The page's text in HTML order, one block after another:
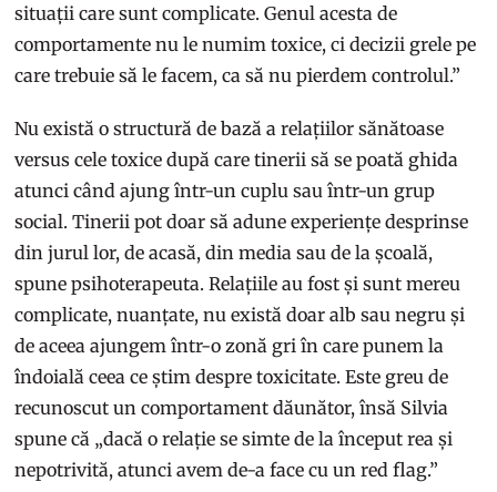
situații care sunt complicate. Genul acesta de
comportamente nu le numim toxice, ci decizii grele pe
care trebuie să le facem, ca să nu pierdem controlul.”
Nu există o structură de bază a relațiilor sănătoase
versus cele toxice după care tinerii să se poată ghida
atunci când ajung într-un cuplu sau într-un grup
social. Tinerii pot doar să adune experiențe desprinse
din jurul lor, de acasă, din media sau de la școală,
spune psihoterapeuta. Relațiile au fost și sunt mereu
complicate, nuanțate, nu există doar alb sau negru și
de aceea ajungem într-o zonă gri în care punem la
îndoială ceea ce știm despre toxicitate. Este greu de
recunoscut un comportament dăunător, însă Silvia
spune că „dacă o relație se simte de la început rea și
nepotrivită, atunci avem de-a face cu un red flag.”